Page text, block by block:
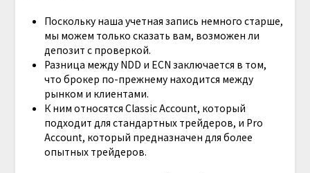
Поскольку наша учетная запись немного старше,
мы можем только сказать вам, возможен ли
депозит с проверкой.
Разница между NDD и ECN заключается в том,
что брокер по-прежнему находится между
рынком и клиентами.
К ним относятся Classic Account, который
подходит для стандартных трейдеров, и Pro
Account, который предназначен для более
опытных трейдеров.